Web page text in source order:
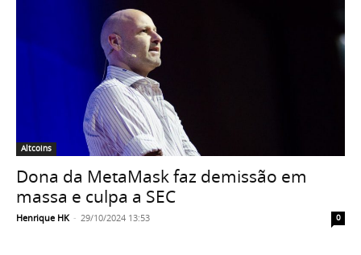
Altcoins
Dona da MetaMask faz demissão em
massa e culpa a SEC
Henrique HK - 29/10/2024 13:53 0